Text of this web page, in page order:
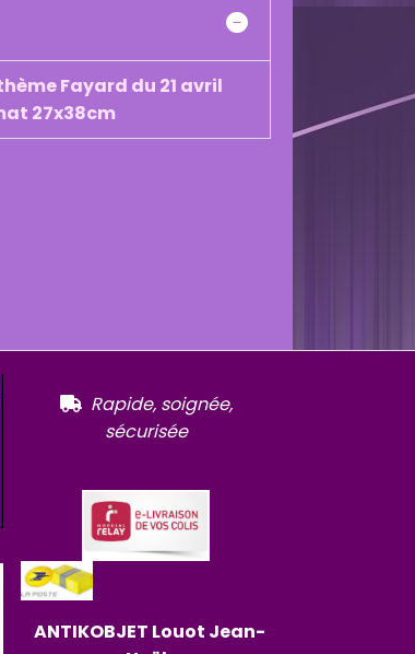
Fayard du 21 avril
27x38cm
 Rapide, soignée,
sécurisée
ANTIKOBJET Louot Jean-